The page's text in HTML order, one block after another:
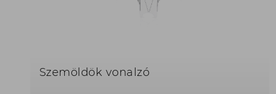
Szemöldök vonalzó